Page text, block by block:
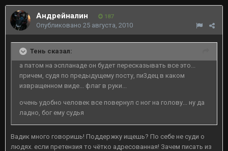
Андрейналин 187
Опубликовано 25 августа, 2010
Тень сказал:
а патом на эспланаде он будет пересказывать все это...
причем, судя по предыдущему посту, пи3дец в каком
извращенном виде... флаг в руки...
очень удобно человек все повернул с ног на голову... ну да
ладно, бог ему судья
Вадик много говоришь! Поддержку ищешь? По себе не суди о
людях. если претензия то чётко адресованная! Зачем писать из